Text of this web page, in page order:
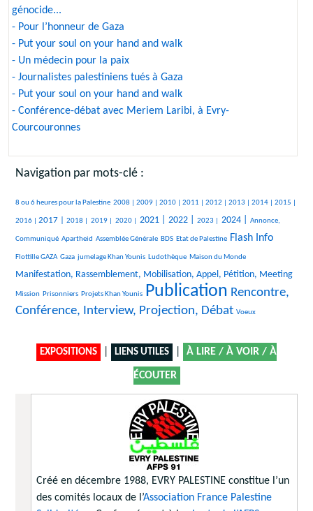
génocide...
- Pour l’honneur de Gaza
- Put your soul on your hand and walk
- Un médecin pour la paix
- Journalistes palestiniens tués à Gaza
- Put your soul on your hand and walk
- Conférence-débat avec Meriem Laribi, à Evry-
Courcouronnes
Navigation par mots-clé :
381/1847
8 ou 6 heures pour la Palestine
55/1847 2008 |
258/1847 2009 |
243/1847 2010 |
193/1847 2011 |
123/1847 2012 |
228/1847 2013 |
96/1847 2014 |
84/1847 2015 |
263/1847
2016 |
442/1847
2017 |
138/1847 2018 |
65/1847 2019 |
87/1847 2020 |
632/1847 2021 |
670/1847 2022 |
271/1847 2023 |
698/1847 2024 |
264/1847 Annonce,
Communiqué
18/1847 Apartheid
18/1847 Assemblée Générale
147/1847 BDS
23/1847 Etat de Palestine
898/1847 Flash Info
34/1847
Flottille GAZA
235/1847 Gaza
157/1847 jumelage Khan Younis
237/1847 Ludothèque
9/1847 Maison du Monde
747/1847
Manifestation, Rassemblement, Mobilisation, Appel, Pétition, Meeting
19/1847
Mission
24/1847Prisonniers
131/1847 Projets Khan Younis
1847/1847 Publication
1165/1847
Rencontre,
Conférence, Interview, Projection, Débat
11/1847 Voeux
EXPOSITIONS LIENS UTILES À LIRE / À VOIR / À
ÉCOUTER
Créé en décembre 1988, EVRY PALESTINE constitue l’un
des comités locaux de l’Association France Palestine